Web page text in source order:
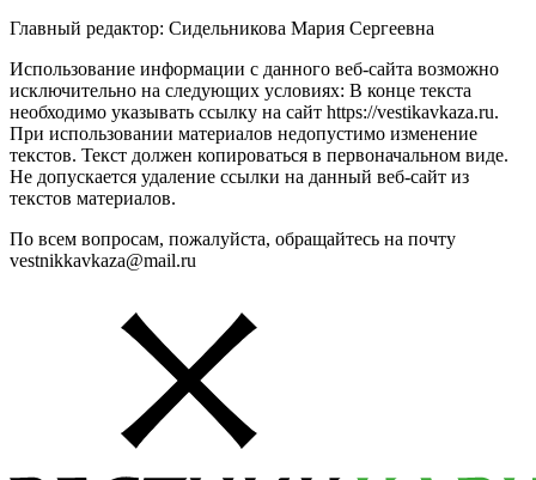
Главный редактор: Сидельникова Мария Сергеевна
Использование информации с данного веб-сайта возможно
исключительно на следующих условиях: В конце текста
необходимо указывать ссылку на сайт https://vestikavkaza.ru.
При использовании материалов недопустимо изменение
текстов. Текст должен копироваться в первоначальном виде.
Не допускается удаление ссылки на данный веб-сайт из
текстов материалов.
По всем вопросам, пожалуйста, обращайтесь на почту
vestnikkavkaza@mail.ru